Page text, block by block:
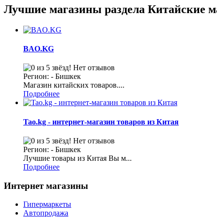
Лучшие магазины раздела Китайские
BAO.KG
Нет отзывов
Регион: - Бишкек
Магазин китайских товаров....
Подробнее
Tao.kg - интернет-магазин товаров из Китая
Нет отзывов
Регион: - Бишкек
Лучшие товары из Китая Вы м...
Подробнее
Интернет магазины
Гипермаркеты
Автопродажа